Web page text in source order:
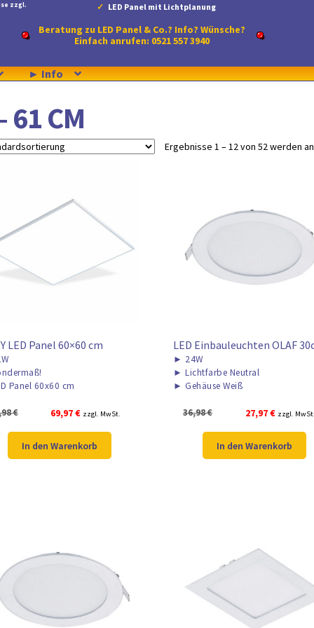
zzgl.
LED Panel mit Lichtplanung
Beratung zu LED Panel & Co.? Info? Wünsche?
Einfach anrufen: 0521 557 3940
► Info
61 CM
Ergebnisse 1 – 12 von 52 werden
LED Panel 60×60 cm
Panel 60x60 cm
€
Ursprünglicher
war:
84,98 €
69,97€Aktueller
ist:
69,97 €.
zzgl. MwSt.
In den Warenkorb
LED Einbauleuchten OLAF
► 24W
► Lichtfarbe Neutral
► Gehäuse Weiß
36,98€
Ursprünglicher
war:
36,98 €
27,97€Aktueller
ist:
27,97 €.
zzgl. MwSt.
In den Warenkorb